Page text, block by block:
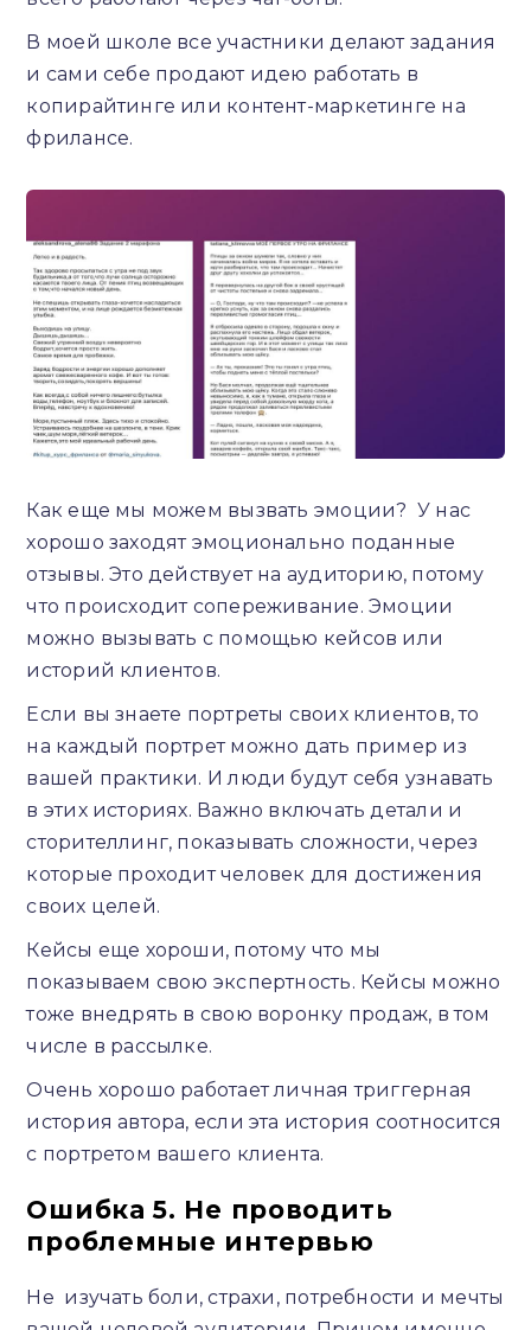
В моей школе все участники делают задания
и сами себе продают идею работать в
копирайтинге или контент-маркетинге на
фрилансе.
Как еще мы можем вызвать эмоции? У нас
хорошо заходят эмоционально поданные
отзывы. Это действует на аудиторию, потому
что происходит сопереживание. Эмоции
можно вызывать с помощью кейсов или
историй клиентов.
Если вы знаете портреты своих клиентов, то
на каждый портрет можно дать пример из
вашей практики. И люди будут себя узнавать
в этих историях. Важно включать детали и
сторителлинг, показывать сложности, через
которые проходит человек для достижения
своих целей.
Кейсы еще хороши, потому что мы
показываем свою экспертность. Кейсы можно
тоже внедрять в свою воронку продаж, в том
числе в рассылке.
Очень хорошо работает личная триггерная
история автора, если эта история соотносится
с портретом вашего клиента.
Ошибка 5. Не проводить
проблемные интервью
Не изучать боли, страхи, потребности и мечты